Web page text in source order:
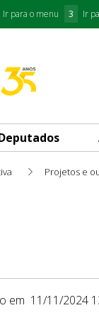
Ir para o menu 3 Ir
Projetos e
em 11/11/2024